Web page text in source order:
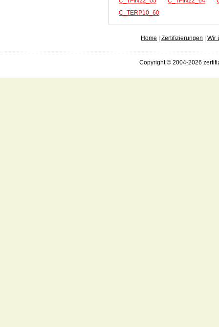
C_TERP10_60
Home Zertifizierungen Wir
Copyright © 2004-2026